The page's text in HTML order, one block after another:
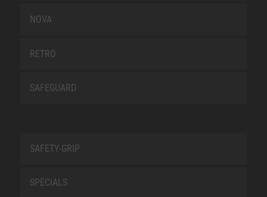
NOVA
RETRO
SAFEGUARD
SAFETY-GRIP
SPECIALS